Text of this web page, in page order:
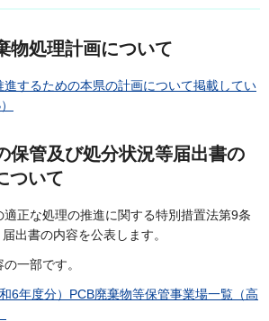
物処理計画について
進するための本県の計画について掲載してい
保管及び処分状況等届出書の
ついて
適正な処理の推進に関する特別措置法第9条
出書の内容を公表します。
一部です。
6年度分）PCB廃棄物等保管事業場一覧（高